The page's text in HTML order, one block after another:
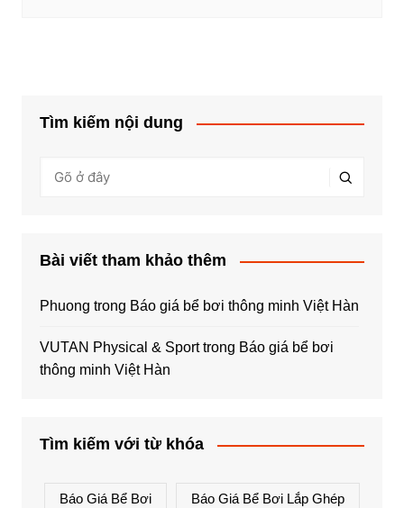
Tìm kiếm nội dung
Bài viết tham khảo thêm
Phuong trong Báo giá bể bơi thông minh Việt Hàn
VUTAN Physical & Sporttrong Báo giá bể bơi
thông minh Việt Hàn
Tìm kiếm với từ khóa
Báo Giá Bể Bơi Báo Giá Bể Bơi Lắp Ghép